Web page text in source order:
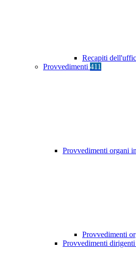
Recapiti
Provvedimenti 411
Provvedimenti organi
Provvedimenti
Provvedimenti